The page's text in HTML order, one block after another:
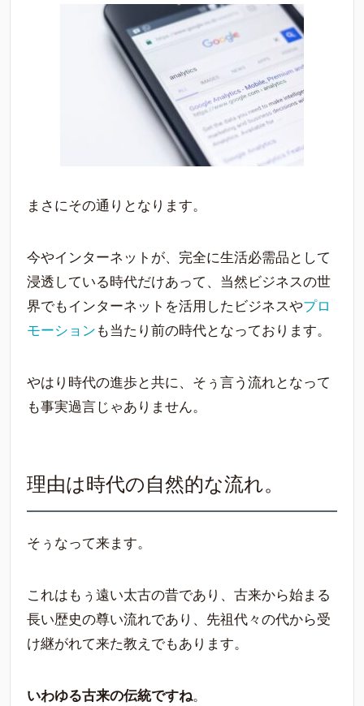
まさにその通りとなります。
今やインターネットが、完全に生活必需品として
浸透している時代だけあって、当然ビジネスの世
界でもインターネットを活用したビジネスやプロ
モーション も当たり前の時代となっております。
やはり時代の進歩と共に、そぅ言う流れとなって
も事実過言じゃありません。
理由は時代の自然的な流れ。
そぅなって来ます。
これはもぅ遠い太古の昔であり、古来から始まる
長い歴史の尊い流れであり、先祖代々の代から受
け継がれて来た教えでもあります。
いわゆる古来の伝統ですね。